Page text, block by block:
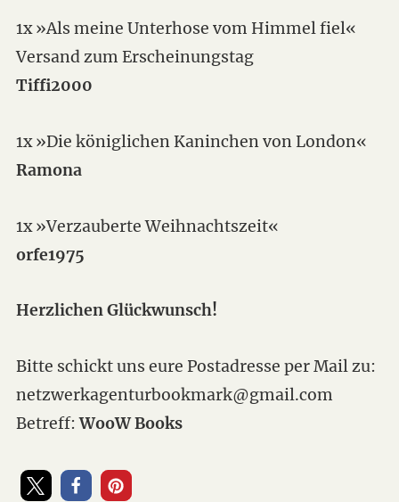
1x »Als meine Unterhose vom Himmel fiel«
Versand zum Erscheinungstag
Tiffi2000
1x »Die königlichen Kaninchen von London«
Ramona
1x »Verzauberte Weihnachtszeit«
orfe1975
Herzlichen Glückwunsch!
Bitte schickt uns eure Postadresse per Mail zu:
netzwerkagenturbookmark@gmail.com
Betreff:WooW Books